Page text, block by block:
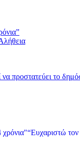
να προστατεύει το
“Ευχαριστώ